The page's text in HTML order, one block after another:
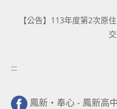
articles
【公告】113年度第2次原
:::
鳳新・奉心 - 鳳新高